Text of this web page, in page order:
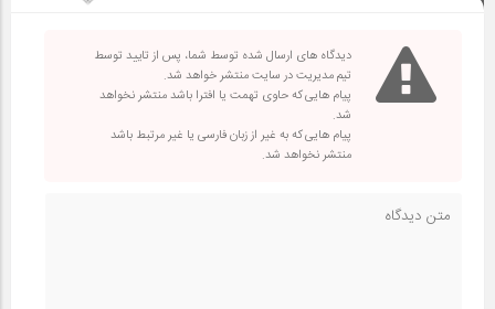
دیدگاه های ارسال شده توسط شما، پس از تایید توسط
تیم مدیریت در سایت منتشر خواهد شد.
پیام هایی که حاوی تهمت یا افترا باشد منتشر نخواهد
شد.
پیام هایی که به غیر از زبان فارسی یا غیر مرتبط باشد
منتشر نخواهد شد.